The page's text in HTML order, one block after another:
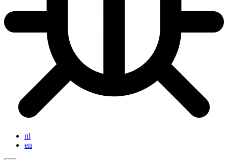
nl
en